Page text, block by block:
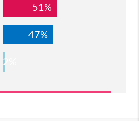
51%
47%
2%